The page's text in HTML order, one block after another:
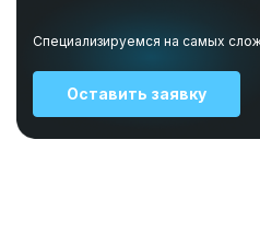
Специализируемся на самых
Оставить заявку